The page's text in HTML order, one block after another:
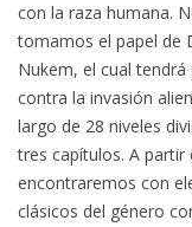
con la raza humana.
tomamos el papel de
Nukem, el cual tendrá
contra la invasión
largo de 28 niveles
tres capítulos. A partir
encontraremos con
clásicos del género